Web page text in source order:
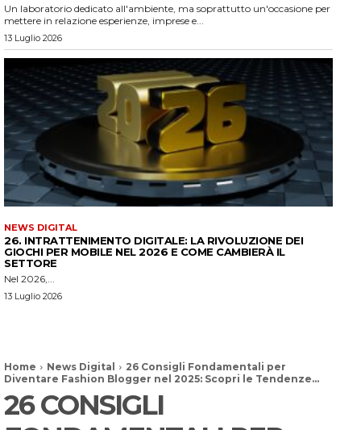
Un laboratorio dedicato all'ambiente, ma soprattutto un'occasione per
mettere in relazione esperienze, imprese e...
13 Luglio 2026
NEWS DIGITAL
26. INTRATTENIMENTO DIGITALE: LA RIVOLUZIONE DEI
GIOCHI PER MOBILE NEL 2026 E COME CAMBIERÀ IL
SETTORE
Nel 2026,...
13 Luglio 2026